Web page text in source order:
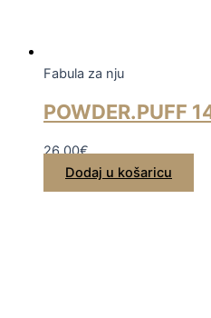
Fabula za nju
POWDER.PUFF
26,00€
Dodaj u košaricu